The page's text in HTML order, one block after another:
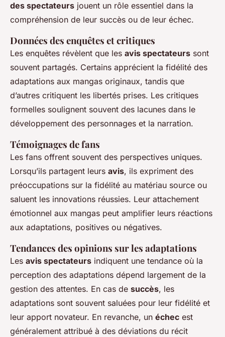
des spectateurs jouent un rôle essentiel dans la
compréhension de leur succès ou de leur échec.
Données des enquêtes et critiques
Les enquêtes révèlent que les avis spectateurs sont
souvent partagés. Certains apprécient la fidélité des
adaptations aux mangas originaux, tandis que
d’autres critiquent les libertés prises. Les critiques
formelles soulignent souvent des lacunes dans le
développement des personnages et la narration.
Témoignages de fans
Les fans offrent souvent des perspectives uniques.
Lorsqu’ils partagent leurs avis, ils expriment des
préoccupations sur la fidélité au matériau source ou
saluent les innovations réussies. Leur attachement
émotionnel aux mangas peut amplifier leurs réactions
aux adaptations, positives ou négatives.
Tendances des opinions sur les adaptations
Les avis spectateurs indiquent une tendance où la
perception des adaptations dépend largement de la
gestion des attentes. En cas de succès, les
adaptations sont souvent saluées pour leur fidélité et
leur apport novateur. En revanche, un échec est
généralement attribué à des déviations du récit